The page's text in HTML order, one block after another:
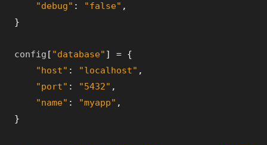
"debug" : "false" ,
}
config [ "database" ] = {
"host" : "localhost" ,
"port" : "5432" ,
"name" : "myapp" ,
}